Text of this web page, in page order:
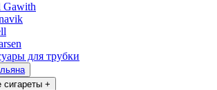
Gawith
для трубки
сигареты +